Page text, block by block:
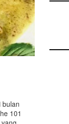
bulan
101